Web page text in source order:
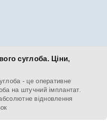
суглоба. Ціни,
- це оперативне
на штучний імплантат.
відновлення